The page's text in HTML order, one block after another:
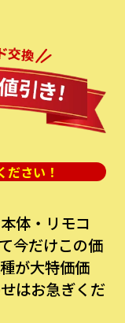
ださい！
体・リモコ
今だけこの価
が⼤特価価
はお急ぎくだ